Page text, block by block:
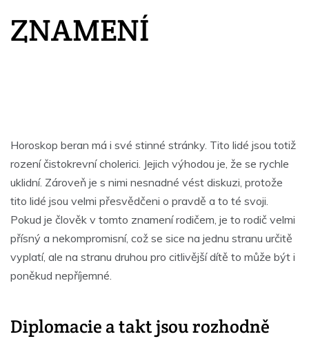
ZNAMENÍ
Horoskop beran má i své stinné stránky. Tito lidé jsou totiž
rození čistokrevní cholerici. Jejich výhodou je, že se rychle
uklidní. Zároveň je s nimi nesnadné vést diskuzi, protože
tito lidé jsou velmi přesvědčeni o pravdě a to té svoji.
Pokud je člověk v tomto znamení rodičem, je to rodič velmi
přísný a nekompromisní, což se sice na jednu stranu určitě
vyplatí, ale na stranu druhou pro citlivější dítě to může být i
poněkud nepříjemné.
Diplomacie a takt jsou rozhodně